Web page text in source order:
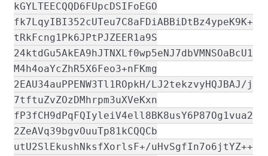
kGYLTEECQQD6FUpcDSIFoEGO
fk7LqyIBI352cUTeu7C8aFDiABBiDtBz4ypeK9K+
tRkFcng1Pk6JPtPJZEER1a9S
24ktdGu5AkEA9hJTNXLf0wp5eNJ7dbVMNSOaBcU1
M4h4oaYcZhR5X6Feo3+nFKmg
2EAU34auPPENW3Tl1ROpkH/LJ2tekzvyHQJBAJ/j
7tftuZvZOzDMhrpm3uXVeKxn
fP3fCH9dPqFQIyleiV4ell8BK8usY6P87Og1vua2
2ZeAVq39bgvOuuTp81kCQQCb
utU2SlEkushNksfXorlsF+/uHvSgfIn7o6jtYZ++